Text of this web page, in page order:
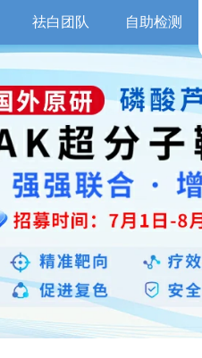
祛白团队 自助检测